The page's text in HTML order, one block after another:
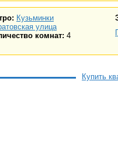
Кузьминки
улица
комнат: 4
Купить